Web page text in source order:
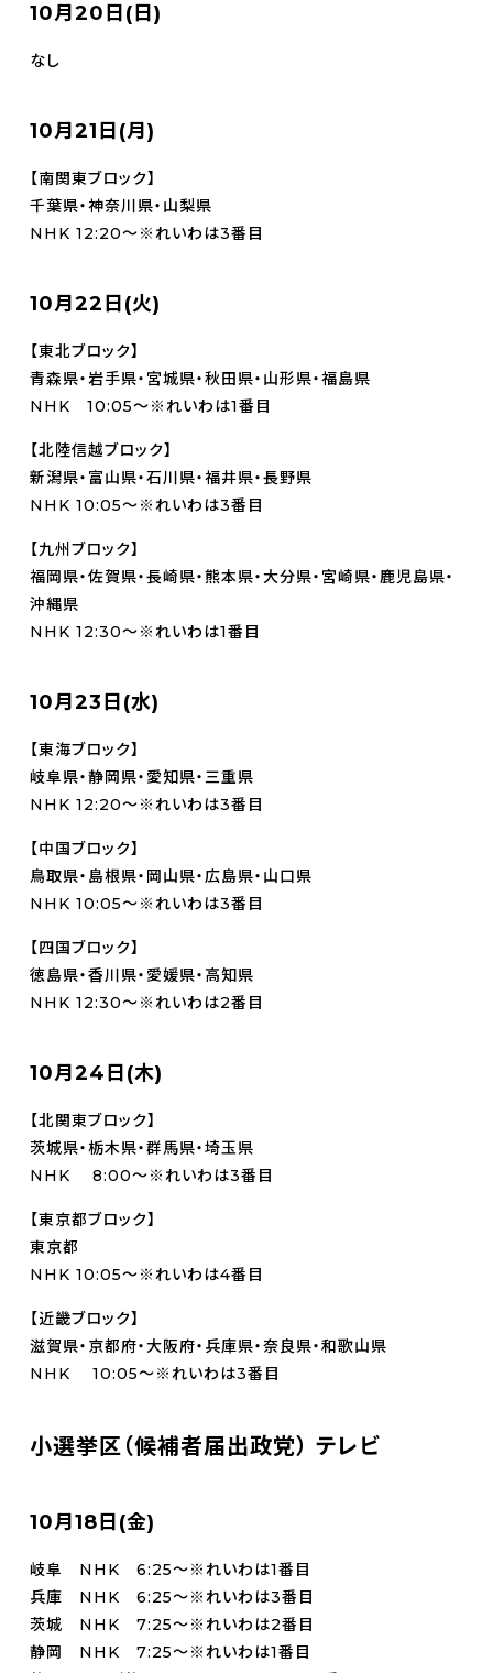
10月20日(日)
なし
10月21日(月)
【南関東ブロック】
千葉県・神奈川県・山梨県
NHK 12:20～※れいわは3番目
10月22日(火)
【東北ブロック】
青森県・岩手県・宮城県・秋田県・山形県・福島県
NHK 10:05～※れいわは1番目
【北陸信越ブロック】
新潟県・富山県・石川県・福井県・長野県
NHK 10:05～※れいわは3番目
【九州ブロック】
福岡県・佐賀県・長崎県・熊本県・大分県・宮崎県・鹿児島県・
沖縄県
NHK 12:30～※れいわは1番目
10月23日(水)
【東海ブロック】
岐阜県・静岡県・愛知県・三重県
NHK 12:20～※れいわは3番目
【中国ブロック】
鳥取県・島根県・岡山県・広島県・山口県
NHK 10:05～※れいわは3番目
【四国ブロック】
徳島県・香川県・愛媛県・高知県
NHK 12:30～※れいわは2番目
10月24日(木)
【北関東ブロック】
茨城県・栃木県・群馬県・埼玉県
NHK 8:00～※れいわは3番目
【東京都ブロック】
東京都
NHK 10:05～※れいわは4番目
【近畿ブロック】
滋賀県・京都府・大阪府・兵庫県・奈良県・和歌山県
NHK 10:05～※れいわは3番目
小選挙区（候補者届出政党） テレビ
10月18日(金)
岐阜 NHK 6:25～※れいわは1番目
兵庫 NHK 6:25～※れいわは3番目
茨城 NHK 7:25～※れいわは2番目
静岡 NHK 7:25～※れいわは1番目